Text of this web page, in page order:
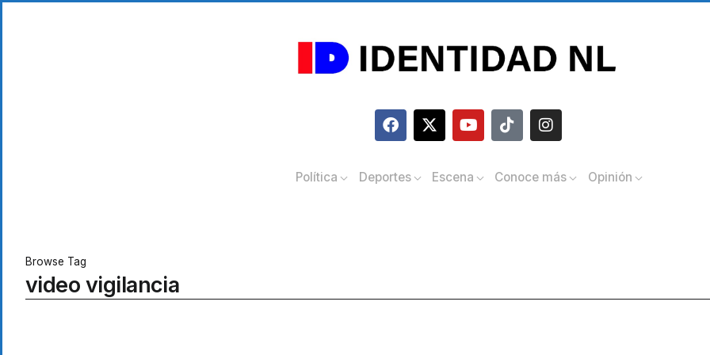
Política Deportes Escena Conoce más Opinión
Browse Tag
video vigilancia